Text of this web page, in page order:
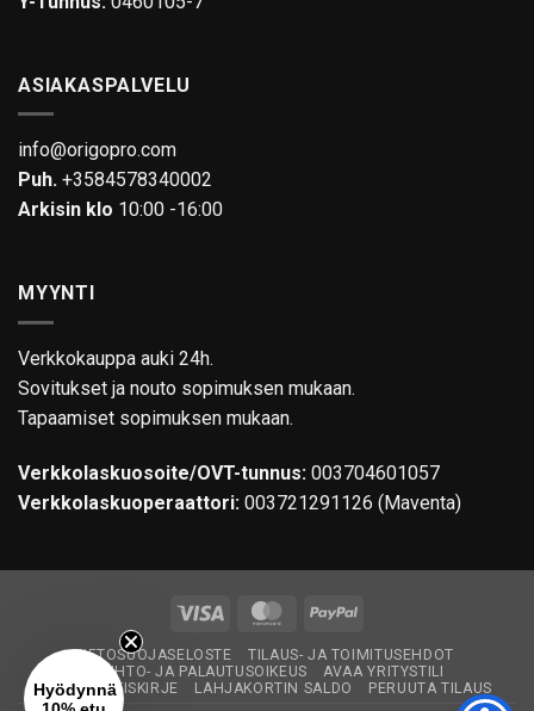
ASIAKASPALVELU
info@origopro.com
Puh. +3584578340002
Arkisin klo 10:00 -16:00
MYYNTI
Verkkokauppa auki 24h.
Sovitukset ja nouto sopimuksen mukaan.
Tapaamiset sopimuksen mukaan.
Verkkolaskuosoite/OVT-tunnus: 003704601057
Verkkolaskuoperaattori: 003721291126 (Maventa)
Visa MasterCardPayPal
TIETOSUOJASELOSTE
TILAUS- JA TOIMITUSEHDOT
VAIHTO- JA PALAUTUSOIKEUS
AVAA YRITYSTILI
TILAA UUTISKIRJE
LAHJAKORTIN SALDO PERUUTA TILAUS
Hyödynnä